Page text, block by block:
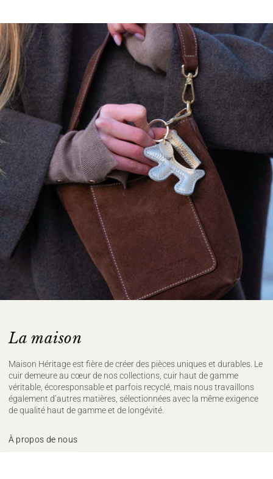
maison héritage s'engage…
Nos pièces sont certifiées:
OEKO-TEX, premier label textile garantissant l'absence de substance
nocive ou irritante pour la peau.
GOTS, garantissant:
Un textile biologique réunissant des modes de confection durables
Le respect de l'environnement et des conditions de travail
La préservation des ressources et matières premières pour produire
les textiles
L'intervention d'organismes dédiés contrôlant le bon respect des
règles du label
, garantissant:
La protection des animaux, la préservation de l’environnement et la
nature et l’amélioration des conditions de travail des personnes qui
travaillent avec les troupeaux.
Lavage à la main à froid
Ne pas javelliser
Ne pas sécher en tambour
Repassage à température faible, max
110°C, (sur l'envers)
Sécher à plat
La maison
Maison Héritage est fière de créer des pièces uniques et durables. Le
cuir demeure au cœur de nos collections, cuir haut de gamme
véritable, écoresponsable et parfois recyclé, mais nous travaillons
également d’autres matières, sélectionnées avec la même exigence
de qualité haut de gamme et de longévité.
À propos de nous